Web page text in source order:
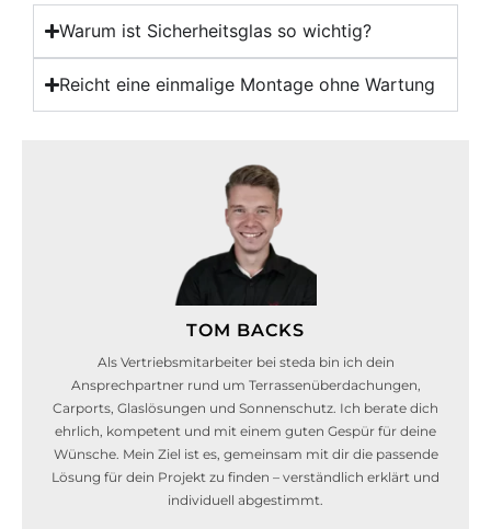
Warum ist Sicherheitsglas so wichtig?
Reicht eine einmalige Montage ohne Wartung
TOM BACKS
Als Vertriebsmitarbeiter bei steda bin ich dein
Ansprechpartner rund um Terrassenüberdachungen,
Carports, Glaslösungen und Sonnenschutz. Ich berate dich
ehrlich, kompetent und mit einem guten Gespür für deine
Wünsche. Mein Ziel ist es, gemeinsam mit dir die passende
Lösung für dein Projekt zu finden – verständlich erklärt und
individuell abgestimmt.